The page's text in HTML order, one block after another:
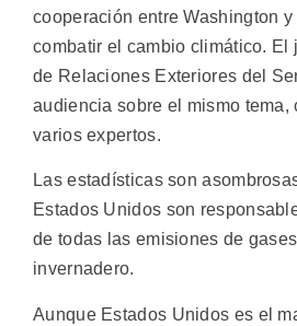
cooperación entre Washington
combatir el cambio climático. El
de Relaciones Exteriores del
audiencia sobre el mismo tema,
varios expertos.
Las estadísticas son
Estados Unidos son
de todas las emisiones de
invernadero.
Aunque Estados Unidos es el